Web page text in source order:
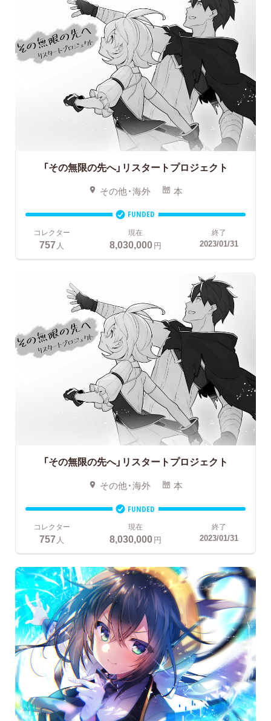
「その無限の先へ」リスタートプロジェクト
その他・海外 本
FUNDED
コレクター
757 人
現在
8,030,000円
終了
2023/01/31
「その無限の先へ」リスタートプロジェクト
その他・海外 本
FUNDED
コレクター
757人
現在
8,030,000円
終了
2023/01/31